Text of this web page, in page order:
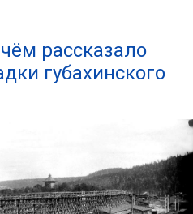
рассказало
губахинского